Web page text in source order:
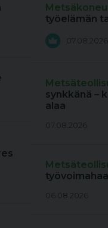
työelämän
07.08.2026
synkkänä –
alaa
07.08.2026
06.08.2026